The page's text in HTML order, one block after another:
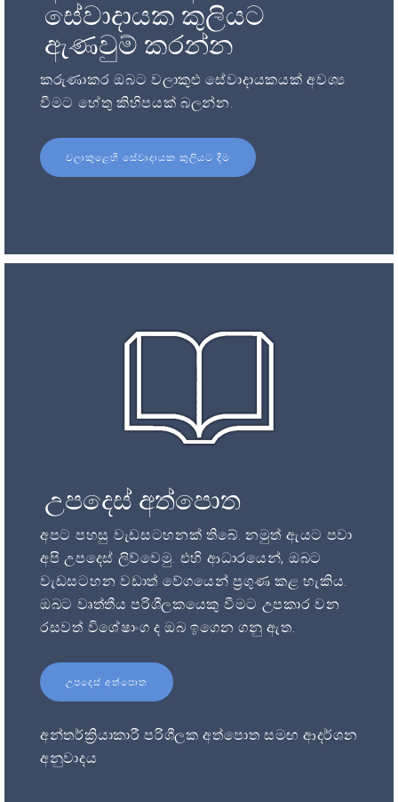
සේවාදායක කුලියට
ඇණවුම් කරන්න
කරුණාකර ඔබට වලාකුළු සේවාදායකයක් අවශ්‍ය
වීමට හේතු කිහිපයක් බලන්න.
වලාකුළෙහි සේවාදායක කුලියට දීම
උපදෙස් අත්පොත
අපට පහසු වැඩසටහනක් තිබේ. නමුත් ඇයට පවා
අපි උපදෙස් ලිව්වෙමු. එහි ආධාරයෙන්, ඔබට
වැඩසටහන වඩාත් වේගයෙන් ප්‍රගුණ කළ හැකිය.
ඔබට වෘත්තීය පරිශීලකයෙකු වීමට උපකාර වන
රසවත් විශේෂාංග ද ඔබ ඉගෙන ගනු ඇත.
උපදෙස් අත්පොත
අන්තර්ක්‍රියාකාරී පරිශීලක අත්පොත සමඟ ආදර්ශන
අනුවාදය